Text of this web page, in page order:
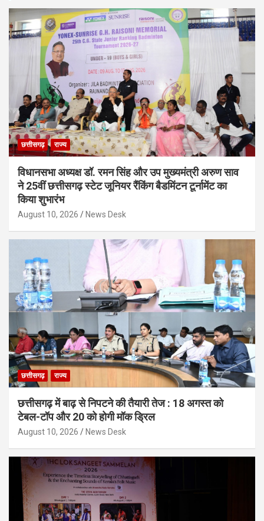
छत्तीसगढ़ राज्य
विधानसभा अध्यक्ष डॉ. रमन सिंह और उप मुख्यमंत्री अरुण साव
ने 25वीं छत्तीसगढ़ स्टेट जूनियर रैंकिंग बैडमिंटन टूर्नामेंट का
किया शुभारंभ
August 10, 2026 News Desk
छत्तीसगढ़ राज्य
छत्तीसगढ़ में बाढ़ से निपटने की तैयारी तेज : 18 अगस्त को
टेबल-टॉप और 20 को होगी मॉक ड्रिल
August 10, 2026 News Desk